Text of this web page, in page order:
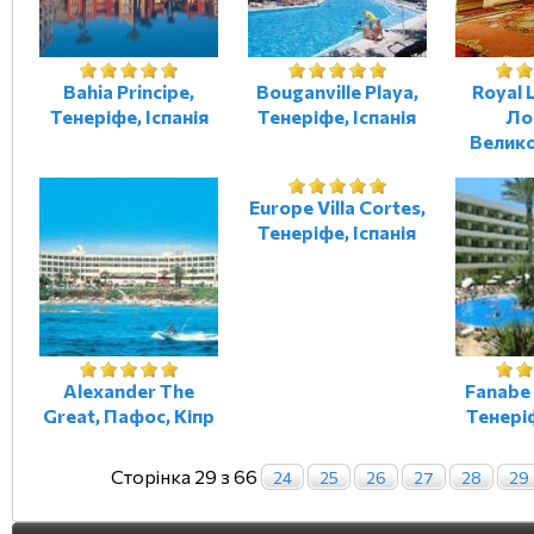
Bahia Principe,
Тенеріфе, Іспанія
Bouganville Playa,
Тенеріфе, Іспанія
Royal
Alexander The
Great, Пафос, Кіпр
Europe Villa Cortes,
Тенеріфе, Іспанія
Сторінка 29 з 66 24 25 26 27 28 29